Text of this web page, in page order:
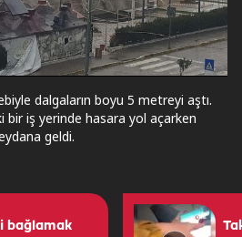
Video
dalgaların boyu 5 metreyi aştı.
bir iş yerinde hasara yol açarken
geldi.
bağlamak